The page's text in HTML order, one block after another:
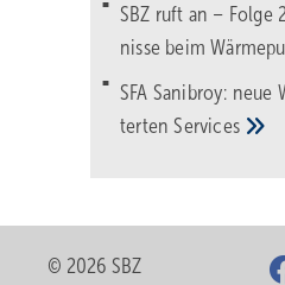
SBZ ruft an – Folge
nisse beim
SFA Sanibroy:
tertenServices
© 2026 SBZ